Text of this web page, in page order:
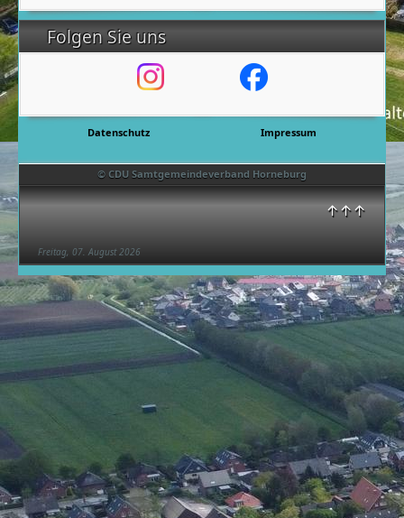
Datenschutz Impressum
© CDU Samtgemeindeverband Horneburg
↑↑↑
Freitag, 07. August 2026
Folgen Sie uns